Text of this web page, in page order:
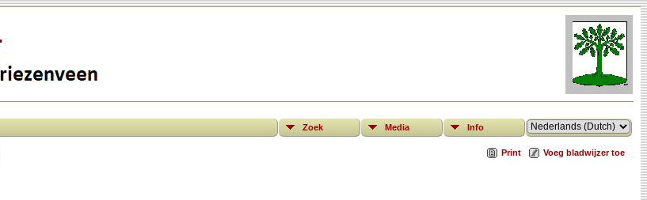
Zoek Media Info
Print Voeg bladwijzer toe